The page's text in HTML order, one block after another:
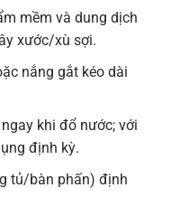
mềm và dung dịch
xước/xù sợi.
nắng gắt kéo dài
khi đổ nước; với
định kỳ.
tủ/bàn phấn) định